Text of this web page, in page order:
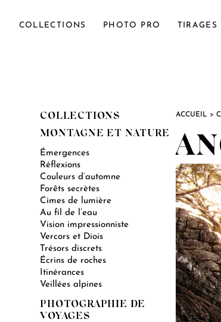
COLLECTIONS PHOTO PRO TIRAGES
COLLECTIONS
MONTAGNE ET NATURE
Émergences
Réflexions
Couleurs d’automne
Forêts secrètes
Cimes de lumière
Au fil de l’eau
Vision impressionniste
Vercors et Diois
Trésors discrets
Écrins de roches
Itinérances
Veillées alpines
PHOTOGRAPHIE DE
VOYAGES
ACCUEIL >